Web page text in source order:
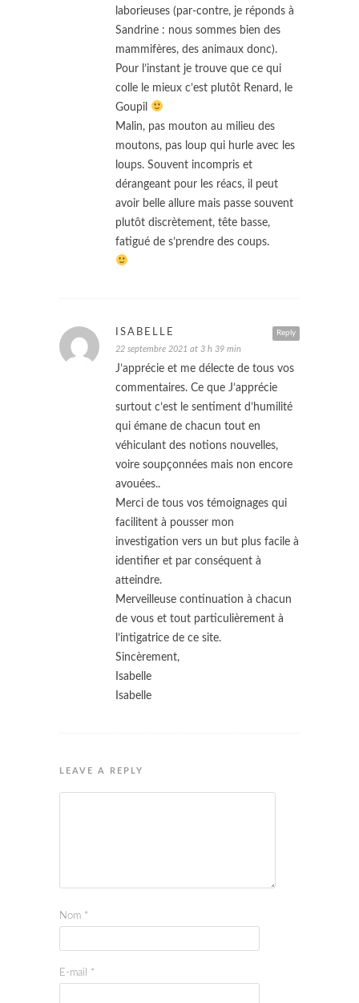
laborieuses (par-contre, je réponds à
Sandrine : nous sommes bien des
mammifères, des animaux donc).
Pour l’instant je trouve que ce qui
colle le mieux c’est plutôt Renard, le
Goupil
Malin, pas mouton au milieu des
moutons, pas loup qui hurle avec les
loups. Souvent incompris et
dérangeant pour les réacs, il peut
avoir belle allure mais passe souvent
plutôt discrètement, tête basse,
fatigué de s’prendre des coups.
Reply
ISABELLE
22 septembre 2021 at 3 h 39 min
J’apprécie et me délecte de tous vos
commentaires. Ce que J’apprécie
surtout c’est le sentiment d’humilité
qui émane de chacun tout en
véhiculant des notions nouvelles,
voire soupçonnées mais non encore
avouées..
Merci de tous vos témoignages qui
facilitent à pousser mon
investigation vers un but plus facile à
identifier et par conséquent à
atteindre.
Merveilleuse continuation à chacun
de vous et tout particulièrement à
l’intigatrice de ce site.
Sincèrement,
Isabelle
Isabelle
LEAVE A REPLY
Nom *
E-mail *